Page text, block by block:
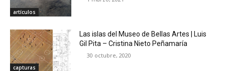
artículos
capturas
Las islas del Museo de Bellas Artes | Luis
Gil Pita – Cristina Nieto Peñamaría
30 octubre, 2020